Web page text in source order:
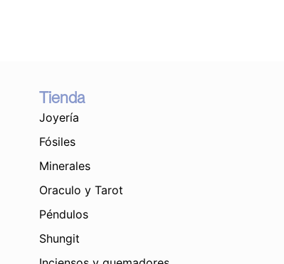
Tienda
Joyería
Fósiles
Minerales
Oraculo y Tarot
Péndulos
Shungit